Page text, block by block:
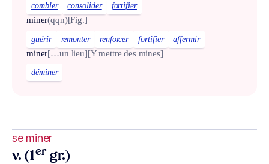
combler consolider fortifier
miner(qqn)[Fig.]
guérir remonter renforcer fortifier affermir
miner[…un lieu][Y mettre des mines]
déminer
se miner
v. (1er gr.)